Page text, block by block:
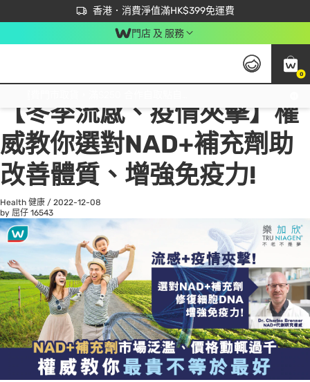
香港．消費淨值滿HK$399免運費
立即成為易賞錢會員盡享獨家優惠
首次APP下單買滿$450 輸入 NEWAPP 即減$50
門店 及 服務
0
All
【冬季流感、疫情夾擊】權
威教你選對NAD+補充劑助
改善體質、增強免疫力!
Health 健康 / 2022-12-08
by 屈仔 16543